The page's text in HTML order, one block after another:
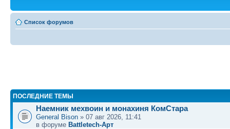
Список форумов
ПОСЛЕДНИЕ ТЕМЫ
Наемник мехвоин и монахиня КомСтара
General Bison » 07 авг 2026, 11:41
в форуме Battletech-Арт